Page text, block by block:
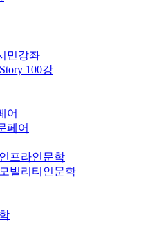
민강좌
100강
어
페어
프라인문학
빌리티인문학